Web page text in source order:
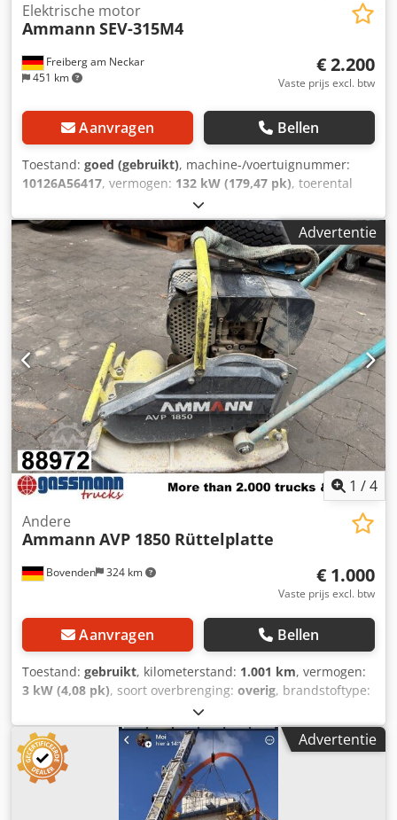
Freiberg am Neckar
451 km
Elektrische motor
Ammann SEV-315M4
€ 2.200
Vaste prijs excl. btw
Aanvragen Bellen
Toestand: goed (gebruikt), machine-/voertuignummer:
10126A56417, vermogen: 132 kW (179,47 pk), toerental
, ingangsspanning:
228 A, totaalgewicht:1.020 kg, totale lengte:1.200 mm,
totale breedte:800 mm, totale hoogte:1.100 mm,
AMMANN motor, type SEV-315M4 Dksdpfx Adstt Auuj Nor
Technische specificaties: Model: SEV-315M4 Fabrikant:
AMMANN Nominaal vermogen: 132 kW Bedrijfsspanning
50 Hz: 400 V Nominale snelheid: 1.490 l/min Voor meer
details zie foto's & typeplaatje Staat: Gebruikt, gereviseerd
voorraaditem. Leveringsomvang: 1 europallet met 1 motor
Advertentie
1 /4
Bovenden 324 km
Andere
Ammann AVP 1850 Rüttelplatte
€ 1.000
Vaste prijs excl. btw
Aanvragen Bellen
Toestand: gebruikt, kilometerstand: 1.001 km, vermogen:
3 kW (4,08 pk), soort overbrenging: overig, brandstoftype:
, leeggewicht:
01/2006, Bouwjaar:2006, bestuurderscabine:overig,
Voertuiglocatie: Bovenden, Hatz dieselmotor! Accessoire-
informatie zonder garantie, wijzigingen, tussentijdse
verkoop en vergissingen voorbehouden! Dkjdpfxexy Sw Se
Advertentie